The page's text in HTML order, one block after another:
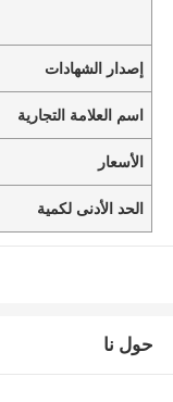
إصدار الشهادات
اسم العلامة التجارية
الأسعار
الحد الأدنى لكمية
حول نا